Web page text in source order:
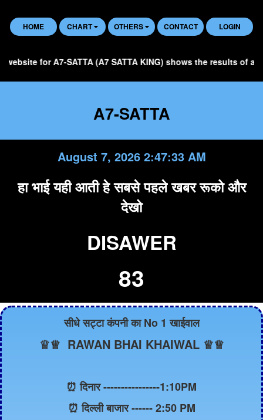
HOME CHART OTHERS CONTACT LOGIN
for A7-SATTA (A7 SATTA KING) shows the results of all
A7-SATTA
August 7, 2026 2:47:34 AM
हा भाई यही आती हे सबसे पहले खबर रूको और
देखो
DISAWER
83
सीधे सट्टा कंपनी का No 1 खाईवाल
♕♕ RAWAN BHAI KHAIWAL ♕♕
⏰ दिनार ----------------1:10PM
⏰ दिल्ली बाजार ------ 2:50 PM